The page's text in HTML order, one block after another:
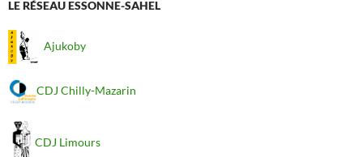
LE RÉSEAU ESSONNE-SAHEL
Ajukoby
CDJ Chilly-Mazarin
CDJ Limours